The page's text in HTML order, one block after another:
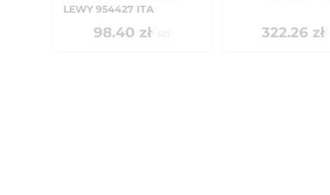
LEWY 954427 ITA
98.40 zł/ szt 322.26 zł/